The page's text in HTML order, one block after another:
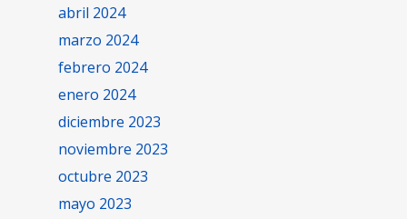
abril 2024
marzo 2024
febrero 2024
enero 2024
diciembre 2023
noviembre 2023
octubre 2023
mayo 2023